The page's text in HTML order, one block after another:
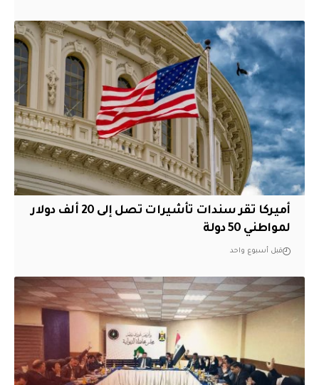
أميركا تقر سندات تأشيرات تصل إلى 20 ألف دولار
لمواطني 50 دولة
قبل أسبوع واحد